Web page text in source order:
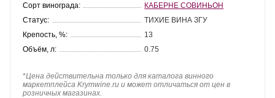
Сорт винограда:
КАБЕРНЕ СОВИНЬОН
Статус:
ТИХИЕ ВИНА ЗГУ
Крепость, %:
13
Объём, л:
0.75
*Цена действительна только для каталога винного
маркетплейса Krymwine.ru и может отличаться от цен в
розничных магазинах.